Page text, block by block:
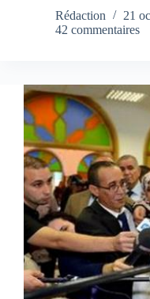
Rédaction
21
42 commentaires